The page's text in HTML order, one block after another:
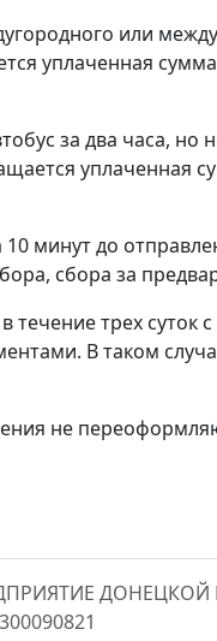
или
уплаченная
за два часа,
уплаченная
минут до
сбора за
трех
В таком
не